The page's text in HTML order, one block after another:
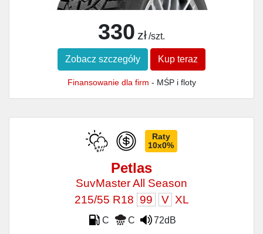
330 zł /szt.
Zobacz szczegóły Kup teraz
Finansowanie dla firm - MŚP i floty
Raty
10x0%
Petlas
SuvMaster All Season
215/55 R18 99 V XL
C C 72dB